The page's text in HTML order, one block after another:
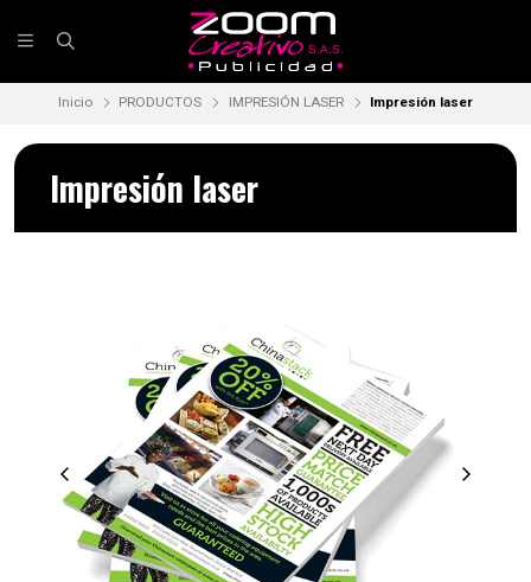
Inicio PRODUCTOS IMPRESIÓN LASER Impresión laser
Impresión laser